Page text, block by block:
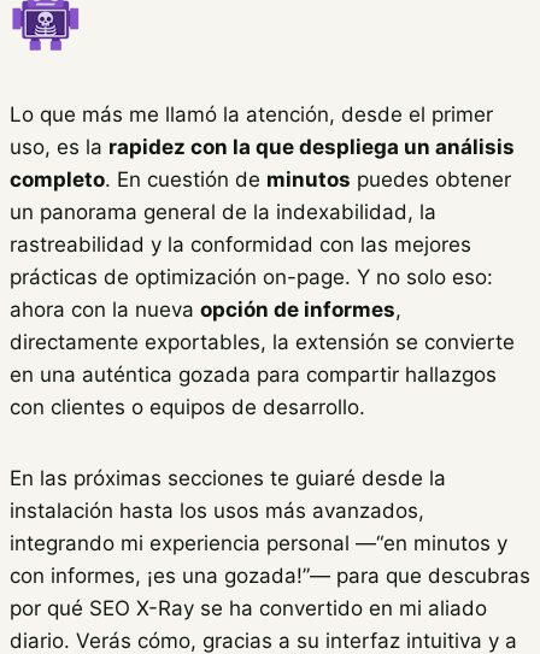
Lo que más me llamó la atención, desde el primer
uso, es la rapidez con la que despliega un análisis
completo. En cuestión de minutos puedes obtener
un panorama general de la indexabilidad, la
rastreabilidad y la conformidad con las mejores
prácticas de optimización on-page. Y no solo eso:
ahora con la nueva opción de informes,
directamente exportables, la extensión se convierte
en una auténtica gozada para compartir hallazgos
con clientes o equipos de desarrollo.
En las próximas secciones te guiaré desde la
instalación hasta los usos más avanzados,
integrando mi experiencia personal —“en minutos y
con informes, ¡es una gozada!”— para que descubras
por qué SEO X-Ray se ha convertido en mi aliado
diario. Verás cómo, gracias a su interfaz intuitiva y a